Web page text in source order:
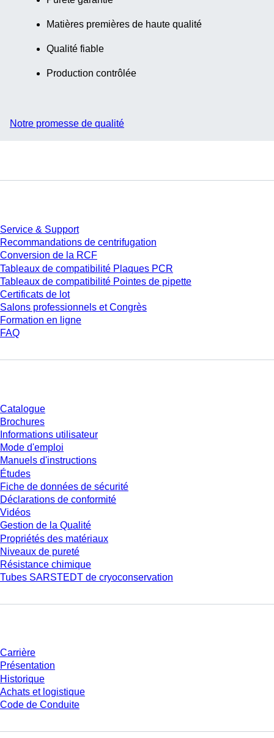
Performance
Matières premières de haute qualité
Qualité fiable
Production contrôlée
Notre promesse de qualité
Service & Support
Recommandations de centrifugation
Conversion de la RCF
Tableaux de compatibilité Plaques PCR
Tableaux de compatibilité Pointes de pipette
Certificats de lot
Salons professionnels et Congrès
Formation en ligne
FAQ
Catalogue
Brochures
Informations utilisateur
Mode d'emploi
Manuels d'instructions
Études
Fiche de données de sécurité
Déclarations de conformité
Vidéos
Gestion de la Qualité
Propriétés des matériaux
Niveaux de pureté
Résistance chimique
Tubes SARSTEDT de cryoconservation
Carrière
Présentation
Historique
Achats et logistique
Code de Conduite